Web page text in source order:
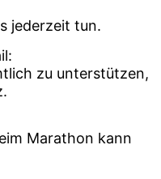
jederzeit tun.
zu unterstützen,
Marathon kann